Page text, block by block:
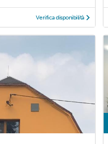
Verifica disponibilità